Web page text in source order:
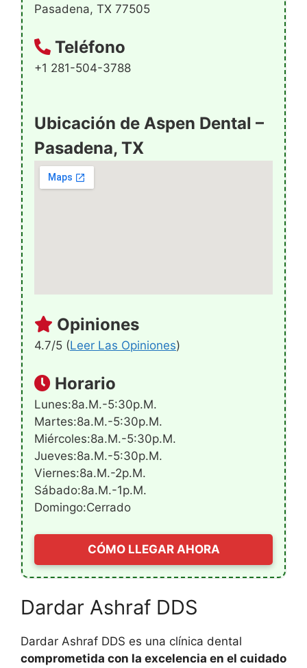
Pasadena, TX 77505
Teléfono
+1 281-504-3788
Ubicación de Aspen Dental –
Pasadena, TX
Opiniones
4.7/5 (Leer Las Opiniones)
Horario
Lunes:8a.m.-5:30p.m.
Martes:8a.m.-5:30p.m.
Miércoles:8a.m.-5:30p.m.
Jueves:8a.m.-5:30p.m.
Viernes:8a.m.-2p.m.
Sábado:8a.m.-1p.m.
Domingo:Cerrado
CÓMO LLEGAR AHORA
Dardar Ashraf DDS
Dardar Ashraf DDS es una clínica dental
comprometida con la excelencia en el cuidado